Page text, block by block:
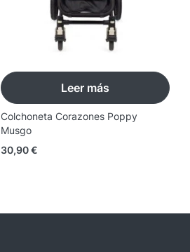
Leer más
Colchoneta Corazones Poppy
Musgo
30,90€